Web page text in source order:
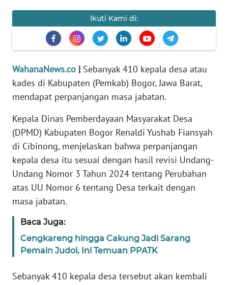
Ikuti Kami di:
WahanaNews.co | Sebanyak 410 kepala desa atau
kades di Kabupaten (Pemkab) Bogor, Jawa Barat,
mendapat perpanjangan masa jabatan.
Kepala Dinas Pemberdayaan Masyarakat Desa
(DPMD) Kabupaten Bogor Renaldi Yushab Fiansyah
di Cibinong, menjelaskan bahwa perpanjangan
kepala desa itu sesuai dengan hasil revisi Undang-
Undang Nomor 3 Tahun 2024 tentang Perubahan
atas UU Nomor 6 tentang Desa terkait dengan
masa jabatan.
Baca Juga:
Cengkareng hingga Cakung Jadi Sarang
Pemain Judol, Ini Temuan PPATK
Sebanyak 410 kepala desa tersebut akan kembali
PENDIDIKAN
OLAHRAGA
OPINI
EDITORIAL
Informasi
INDEKS
BERITA
KONTAK
KAMI
INFO